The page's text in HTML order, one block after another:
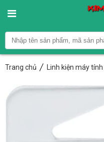
Trang chủ Linh kiện máy tính